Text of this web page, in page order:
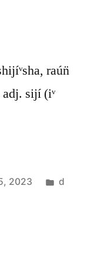
raún̈
sijí (iᵛ
2023 d